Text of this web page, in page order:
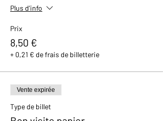
Plus d'info
Prix
8,50 €
+ 0,21 € de frais de billetterie
Vente expirée
Type de billet